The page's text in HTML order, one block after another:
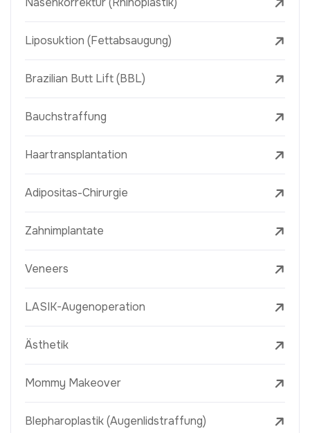
Liposuktion (Fettabsaugung)
Brazilian Butt Lift (BBL)
Bauchstraffung
Haartransplantation
Adipositas-Chirurgie
Zahnimplantate
Veneers
LASIK-Augenoperation
Ästhetik
Mommy Makeover
Blepharoplastik (Augenlidstraffung)